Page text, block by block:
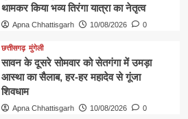
थामकर किया भव्य तिरंगा यात्रा का नेतृत्व
Apna Chhattisgarh 10/08/2026 0
छत्तीसगढ़ मुंगेली
सावन के दूसरे सोमवार को सेतगंगा में उमड़ा
आस्था का सैलाब, हर-हर महादेव से गूंजा
शिवधाम
Apna Chhattisgarh 10/08/2026 0